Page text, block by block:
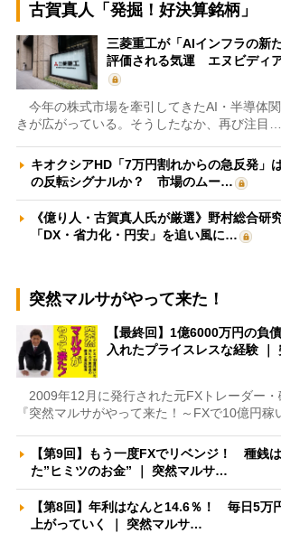
古賀真人「発掘！好決算銘柄」
三菱重工が「AIインフラの新
評価される気運 エヌビディ
今年の株式市場を牽引してきたAI・半導体
きが広がっている。そうしたなか、再び注目…
キオクシアHD「7万円割れからの急反発」
の反転シグナルか？ 市場のムー…
《億り人・古賀真人氏が厳選》野村総合研
「DX・省力化・円安」を追い風に…
突然マルサがやって来た！
【最終回】1億6000万円の負
入れたプライスレスな経験
2009年12月に発行された元FXトレーダー・
『突然マルサがやって来た！～FXで10億円稼
【第9回】もう一度FXでリベンジ！ 種銭
た”ヒミツのお金” ｜ 突然マルサ…
【第8回】年利はなんと14.6％！ 毎日5万
上がっていく ｜ 突然マルサ…